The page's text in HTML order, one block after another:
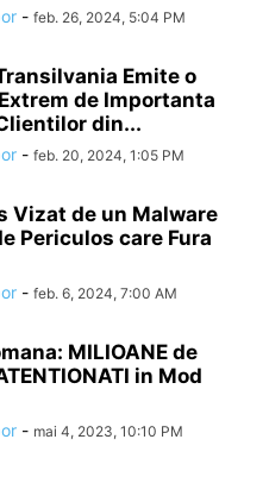
- feb. 26, 2024, 5:04 PM
Emite o
de Importanta
din...
- feb. 20, 2024, 1:05 PM
Vizat de un Malware
Periculos care Fura
- feb. 6, 2024, 7:00 AM
MILIOANE de
in Mod
- mai 4, 2023, 10:10 PM